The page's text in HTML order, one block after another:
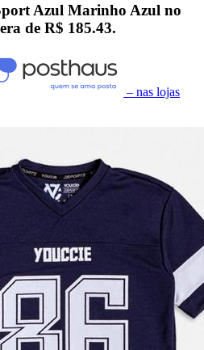
Azul Marinho Azul no
de R$ 185.43.
– nas lojas